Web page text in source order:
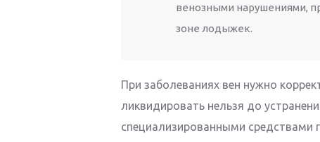
венозными нарушениями,
зоне лодыжек.
При заболеваниях вен нужно
ликвидировать нельзя до
специализированными средствами